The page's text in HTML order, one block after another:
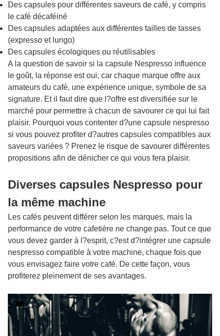
Des capsules pour différentes saveurs de café, y compris
le café décaféiné
Des capsules adaptées aux différentes tailles de tasses
(expresso et lungo)
Des capsules écologiques ou réutilisables
A la question de savoir si la capsule Nespresso influence
le goût, la réponse est oui, car chaque marque offre aux
amateurs du café, une expérience unique, symbole de sa
signature. Et il faut dire que l?offre est diversifiée sur le
marché pour permettre à chacun de savourer ce qui lui fait
plaisir. Pourquoi vous contenter d?une capsule nespresso
si vous pouvez profiter d?autres capsules compatibles aux
saveurs variées ? Prenez le risque de savourer différentes
propositions afin de dénicher ce qui vous fera plaisir.
Diverses capsules Nespresso pour
la même machine
Les cafés peuvent différer selon les marques, mais la
performance de votre cafetière ne change pas. Tout ce que
vous devez garder à l?esprit, c?est d?intégrer une capsule
nespresso compatible à votre machine, chaque fois que
vous envisagez faire votre café. De cette façon, vous
profiterez pleinement de ses avantages.